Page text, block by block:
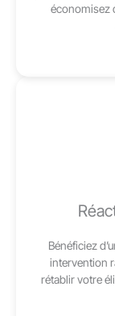
économisez
Bénéficiez
intervention
rétablir votre